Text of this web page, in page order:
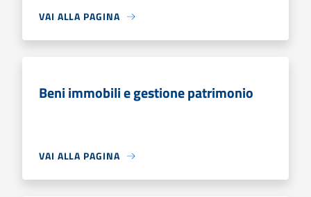
VAI ALLA PAGINA
Beni immobili e gestione patrimonio
VAI ALLA PAGINA